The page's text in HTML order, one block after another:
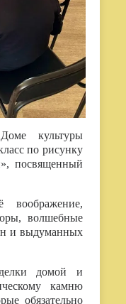
культуры
по рисунку
посвященный
воображение,
волшебные
и выдуманных
домой и
камню
обязательно